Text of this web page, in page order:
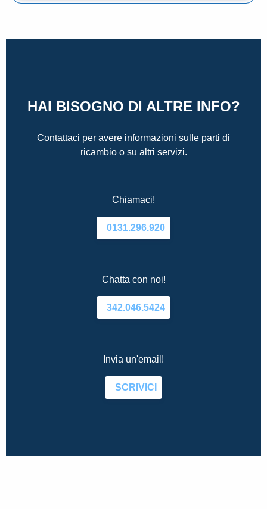
HAI BISOGNO DI ALTRE INFO?
Contattaci per avere informazioni sulle parti di
ricambio o su altri servizi.
Chiamaci!
0131.296.920
Chatta con noi!
342.046.5424
Invia un'email!
SCRIVICI